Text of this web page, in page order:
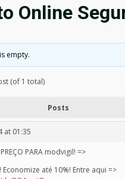
Online
empty.
(of 1 total)
Posts
at 01:35
PARA modvigil! =>
até 10%! Entre aqui =>